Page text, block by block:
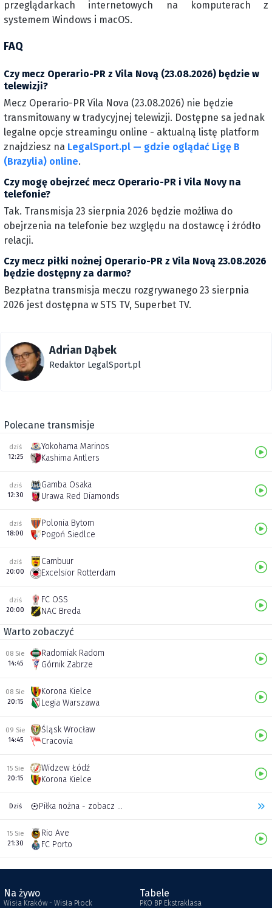
przeglądarkach internetowych na komputerach z
systemem Windows i macOS.
FAQ
Czy mecz Operario-PR z Vila Novą (23.08.2026) będzie w
telewizji?
Mecz Operario-PR Vila Nova (23.08.2026) nie będzie
transmitowany w tradycyjnej telewizji. Dostępne sa jednak
legalne opcje streamingu online - aktualną listę platform
znajdziesz na LegalSport.pl — gdzie oglądać Ligę B
(Brazylia) online.
Czy mogę obejrzeć mecz Operario-PR i Vila Novy na
telefonie?
Tak. Transmisja 23 sierpnia 2026 będzie możliwa do
obejrzenia na telefonie bez względu na dostawcę i źródło
relacji.
Czy mecz piłki nożnej Operario-PR z Vila Novą 23.08.2026
będzie dostępny za darmo?
Bezpłatna transmisja meczu rozgrywanego 23 sierpnia
2026 jest dostępna w STS TV, Superbet TV.
Adrian Dąbek
Redaktor LegalSport.pl
Polecane transmisje
dziś
12:25
Yokohama Marinos
Kashima Antlers
dziś
12:30
Gamba Osaka
Urawa Red Diamonds
dziś
18:00
Polonia Bytom
Pogoń Siedlce
dziś
20:00
Cambuur
Excelsior Rotterdam
dziś
20:00
FC OSS
NAC Breda
Warto zobaczyć
08 Sie
14:45
Radomiak Radom
Górnik Zabrze
08 Sie
20:15
Korona Kielce
Legia Warszawa
09 Sie
14:45
Śląsk Wrocław
Cracovia
15 Sie
20:15
Widzew Łódź
Korona Kielce
Dziś Piłka nożna - zobacz inne transmisje
15 Sie
21:30
Rio Ave
FC Porto
Na żywo
Wisła Kraków - Wisła Płock
Tabele
PKO BP Ekstraklasa